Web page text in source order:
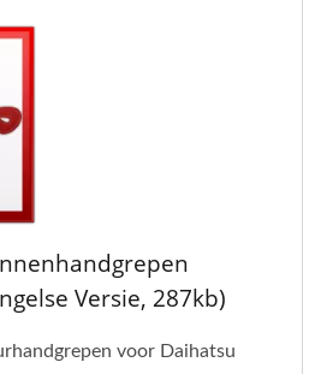
Versie, 287kb)
voor Daihatsu